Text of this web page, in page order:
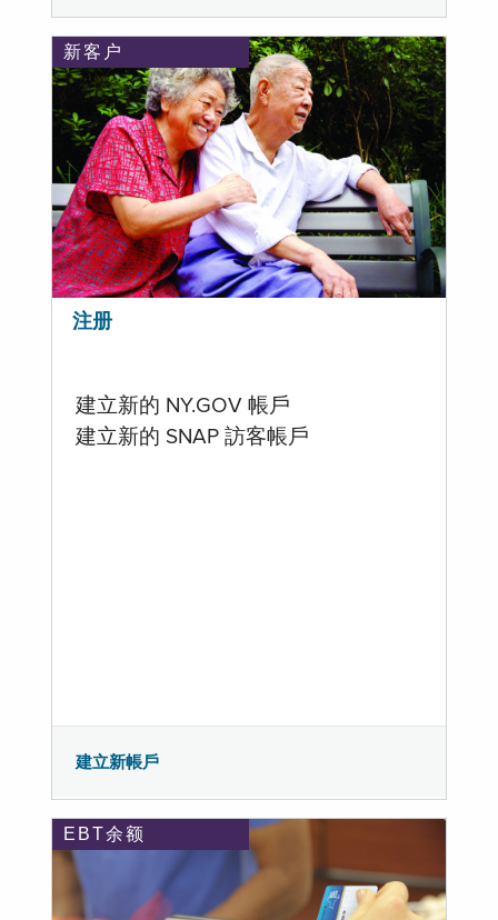
新客户
注册
建立新的 NY.GOV 帳戶
建立新的 SNAP 訪客帳戶
建立新帳戶
EBT余额